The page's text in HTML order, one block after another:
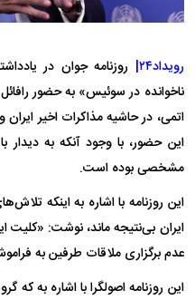
رویداد۲۴|
روزنامه جوان در
ناخوانده در سوئیس» به حضور
اتمی، در حاشیه مذاکرات اخیر
این حضور، با وجود آنکه به دیدار
مشخصی بوده است.
این روزنامه با اشاره به اینکه
ایران بی‌نتیجه ماند، نوشت: «کلیت
عدم برگزاری ملاقات طرفین به
این روزنامه اصولگرا با اشاره به